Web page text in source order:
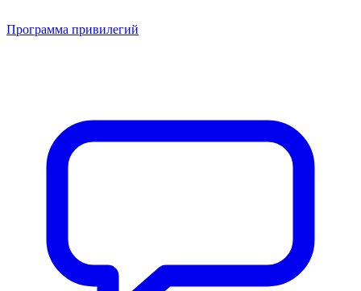
Программа привилегий